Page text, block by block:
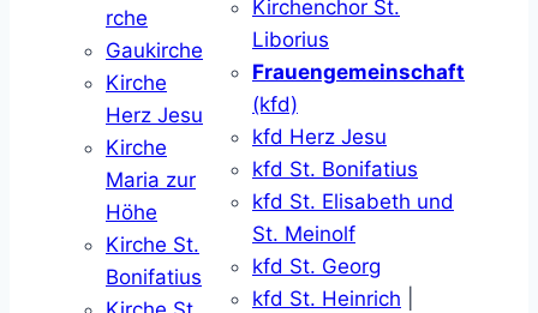
rche
Gaukirche
Kirche
Herz Jesu
Kirche
Maria zur
Höhe
Kirche St.
Bonifatius
Kirchenchor St.
Liborius
Frauengemeinschaft
(kfd)
kfd Herz Jesu
kfd St. Bonifatius
kfd St. Elisabeth und
St. Meinolf
kfd St. Georg
kfd St. Heinrich